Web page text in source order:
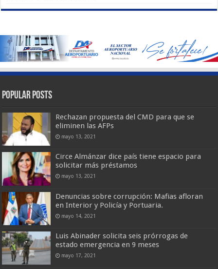
Popular Posts
Rechazan propuesta del CMD para que se
eliminen las AFPs
mayo 13, 2021
Circe Almánzar dice país tiene espacio para
solicitar más préstamos
mayo 13, 2021
Denuncias sobre corrupción: Mafias afloran
en Interior y Policía y Portuaria.
mayo 14, 2021
Luis Abinader solicita seis prórrogas de
estado emergencia en 9 meses
mayo 17, 2021